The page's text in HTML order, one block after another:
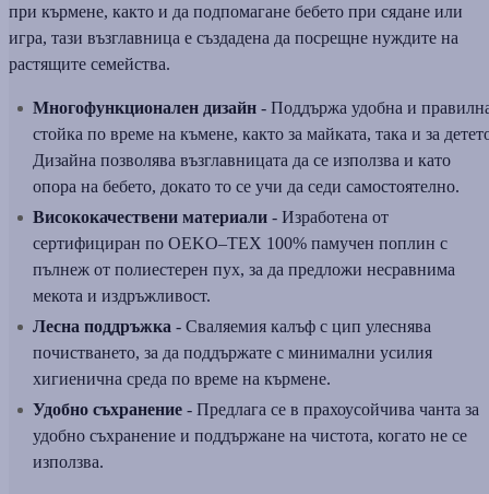
при кърмене, както и да подпомагане бебето при сядане или
игра, тази възглавница е създадена да посрещне нуждите на
растящите семейства.
Многофункционален дизайн - Поддържа удобна и
стойка по време на къмене, както за майката, така и за
Дизайна позволява възглавницата да се използва и като
опора на бебето, докато то се учи да седи самостоятелно.
Висококачествени материали - Изработена от
сертифициран по OEKO–TEX 100% памучен поплин с
пълнеж от полиестерен пух, за да предложи несравнима
мекота и издръжливост.
Лесна поддръжка - Сваляемия калъф с цип улеснява
почистването, за да поддържате с минимални усилия
хигиенична среда по време на кърмене.
Удобно съхранение - Предлага се в прахоусойчива чанта за
удобно съхранение и поддържане на чистота, когато не се
използва.